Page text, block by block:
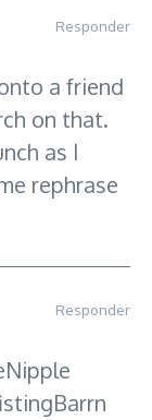
Responder
a friend
on that.
as I
rephrase
Responder